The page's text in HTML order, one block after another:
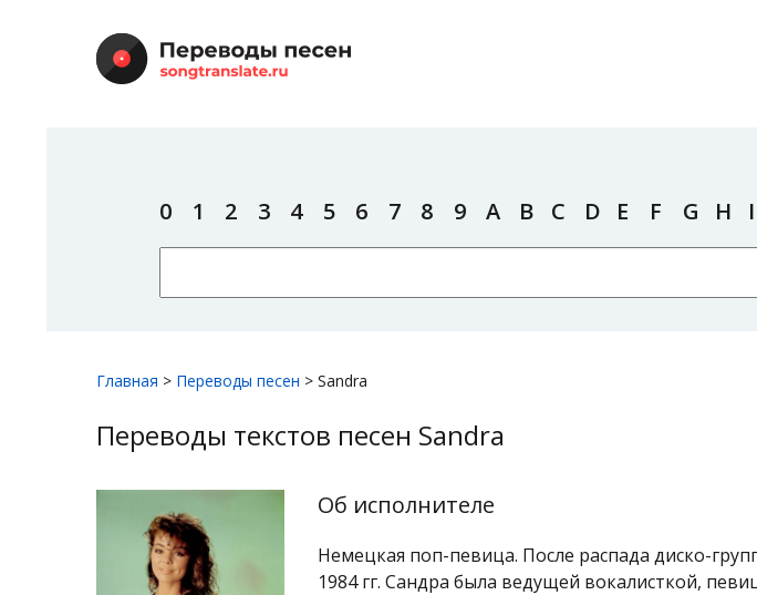
0 1 2 3 4 5 6 7 8 9 A B C D E F G H I
Главная > Переводы песен > Sandra
Переводы текстов песен Sandra
Об исполнителе
Немецкая поп-певица. После распада диско-
1984 гг. Сандра была ведущей вокалисткой,